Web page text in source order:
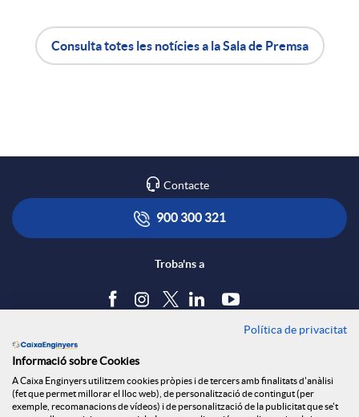
x
S
i
c
ó
a
Consulta totes les notícies a la Sala de Premsa
Contacte
900 300 321
Troba'ns a
Política de cookies
Avís legal
Política de privacitat
Informació sobre Cookies
A Caixa Enginyers utilitzem cookies pròpies i de tercers amb finalitats d'anàlisi
(fet que permet millorar el lloc web), de personalització de contingut (per
exemple, recomanacions de vídeos) i de personalització de la publicitat que se't